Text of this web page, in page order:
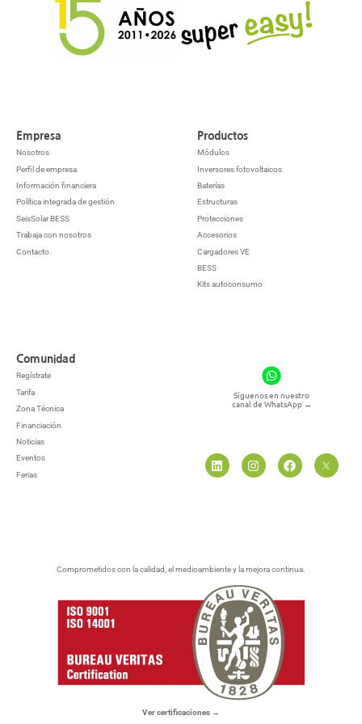
Empresa
Nosotros
Perfil de empresa
Información financiera
Política integrada de gestión
SeisSolar BESS
Trabaja con nosotros
Contacto
Productos
Módulos
Inversores fotovoltaicos
Baterías
Estructuras
Protecciones
Accesorios
Cargadores VE
BESS
Kits autoconsumo
Comunidad
Regístrate
Tarifa
Zona Técnica
Financiación
Noticias
Eventos
Ferias
Síguenos en nuestro
canal de WhatsApp →
Comprometidos con la calidad, el medioambiente y la mejora continua.
Ver certificaciones →